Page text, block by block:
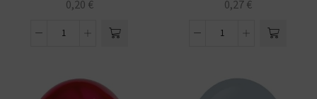
0,20 € 0,27 €